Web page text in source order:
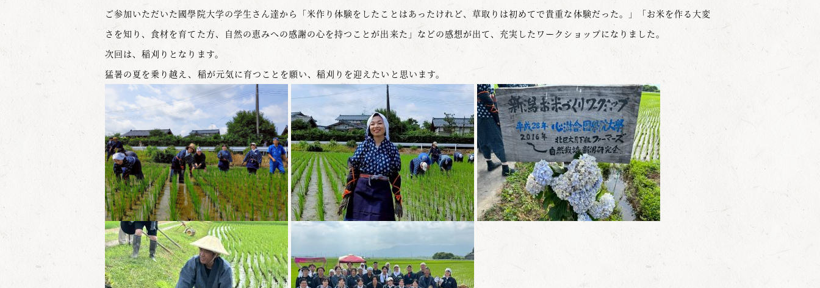
ご参加いただいた國學院大学の学生さん達から「米作り体験をしたことはあったけれど、草取りは初めてで貴重な体験だった。」「お米を作る大変
さを知り、食材を育てた方、自然の恵みへの感謝の心を持つことが出来た」などの感想が出て、充実したワークショップになりました。
次回は、稲刈りとなります。
猛暑の夏を乗り越え、稲が元気に育つことを願い、稲刈りを迎えたいと思います。